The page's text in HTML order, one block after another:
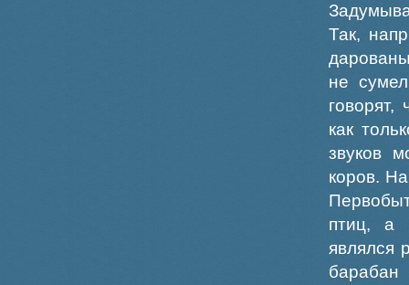
Так,
не
как
звуков
коров.
птиц, а
являлся
барабан